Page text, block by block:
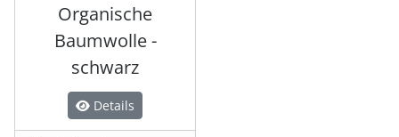
Organische
Baumwolle -
schwarz
Details